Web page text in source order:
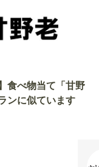
食べ物当て「甘野
ンに似ています